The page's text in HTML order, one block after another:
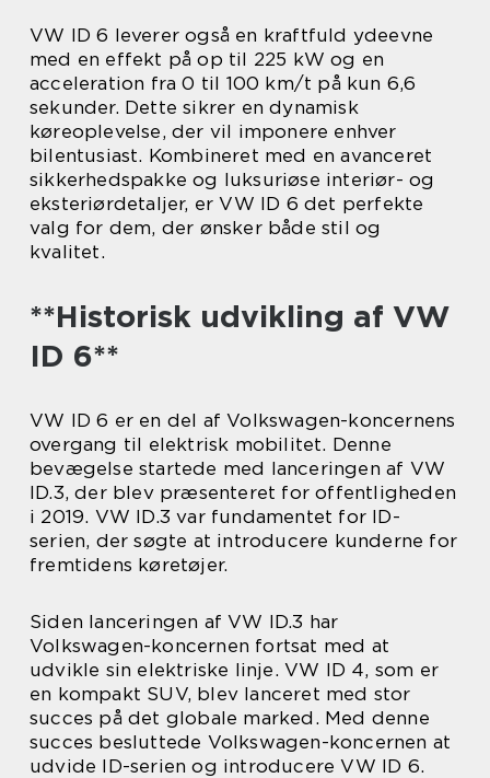
VW ID 6 leverer også en kraftfuld ydeevne
med en effekt på op til 225 kW og en
acceleration fra 0 til 100 km/t på kun 6,6
sekunder. Dette sikrer en dynamisk
køreoplevelse, der vil imponere enhver
bilentusiast. Kombineret med en avanceret
sikkerhedspakke og luksuriøse interiør- og
eksteriørdetaljer, er VW ID 6 det perfekte
valg for dem, der ønsker både stil og
kvalitet.
**Historisk udvikling af VW
ID 6**
VW ID 6 er en del af Volkswagen-koncernens
overgang til elektrisk mobilitet. Denne
bevægelse startede med lanceringen af VW
ID.3, der blev præsenteret for offentligheden
i 2019. VW ID.3 var fundamentet for ID-
serien, der søgte at introducere kunderne for
fremtidens køretøjer.
Siden lanceringen af VW ID.3 har
Volkswagen-koncernen fortsat med at
udvikle sin elektriske linje. VW ID 4, som er
en kompakt SUV, blev lanceret med stor
succes på det globale marked. Med denne
succes besluttede Volkswagen-koncernen at
udvide ID-serien og introducere VW ID 6.